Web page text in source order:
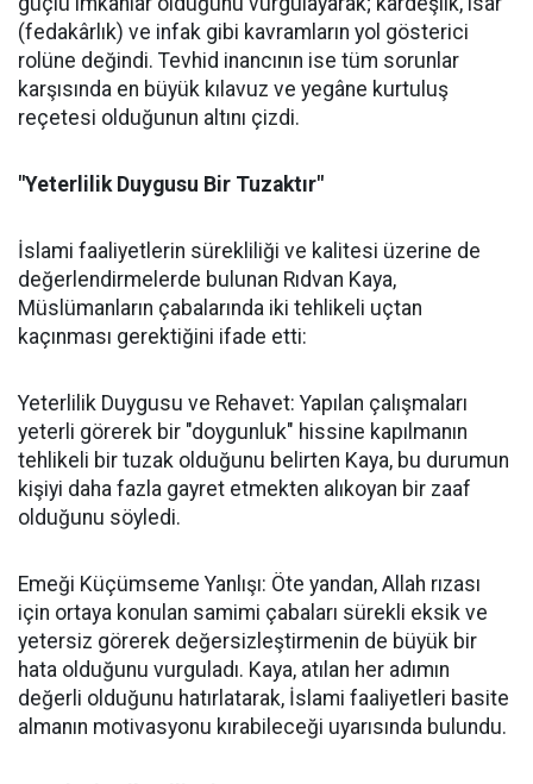
(fedakârlık) ve infak gibi kavramların yol gösterici
rolüne değindi. Tevhid inancının ise tüm sorunlar
karşısında en büyük kılavuz ve yegâne kurtuluş
reçetesi olduğunun altını çizdi.
"Yeterlilik Duygusu Bir Tuzaktır"
İslami faaliyetlerin sürekliliği ve kalitesi üzerine de
değerlendirmelerde bulunan Rıdvan Kaya,
Müslümanların çabalarında iki tehlikeli uçtan
kaçınması gerektiğini ifade etti:
Yeterlilik Duygusu ve Rehavet: Yapılan çalışmaları
yeterli görerek bir "doygunluk" hissine kapılmanın
tehlikeli bir tuzak olduğunu belirten Kaya, bu durumun
kişiyi daha fazla gayret etmekten alıkoyan bir zaaf
olduğunu söyledi.
Emeği Küçümseme Yanlışı: Öte yandan, Allah rızası
için ortaya konulan samimi çabaları sürekli eksik ve
yetersiz görerek değersizleştirmenin de büyük bir
hata olduğunu vurguladı. Kaya, atılan her adımın
değerli olduğunu hatırlatarak, İslami faaliyetleri basite
almanın motivasyonu kırabileceği uyarısında bulundu.